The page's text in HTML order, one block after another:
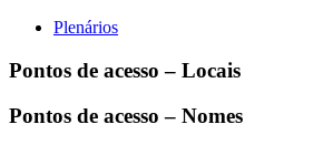
Plenários
Pontos de acesso – Locais
Pontos de acesso – Nomes